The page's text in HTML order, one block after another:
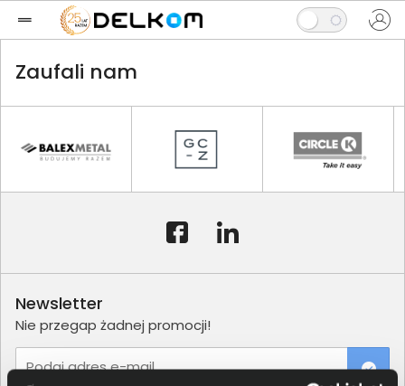
Zaufali nam
Newsletter
Nie przegap żadnej promocji!
Podaj adres e-mail